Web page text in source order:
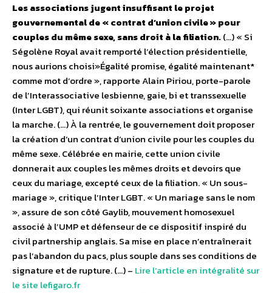
Les associations jugent insuffisant le projet
gouvernemental de « contrat d’union civile » pour
couples du même sexe, sans droit à la filiation.(…) « Si
Ségolène Royal avait remporté l’élection présidentielle,
nous aurions choisi»Égalité promise, égalité maintenant*
comme mot d’ordre », rapporte Alain Piriou, porte-parole
de l’Interassociative lesbienne, gaie, bi et transsexuelle
(Inter LGBT), qui réunit soixante associations et organise
la marche. (…) À la rentrée, le gouvernement doit proposer
la création d’un contrat d’union civile pour les couples du
même sexe. Célébrée en mairie, cette union civile
donnerait aux couples les mêmes droits et devoirs que
ceux du mariage, excepté ceux de la filiation. « Un sous-
mariage », critique l’Inter LGBT. « Un mariage sans le nom
», assure de son côté Gaylib, mouvement homosexuel
associé à l’UMP et défenseur de ce dispositif inspiré du
civil partnership anglais. Sa mise en place n’entraînerait
pas l’abandon du pacs, plus souple dans ses conditions de
signature et de rupture. (…) – Lire l’article en intégralité sur
le site lefigaro.fr